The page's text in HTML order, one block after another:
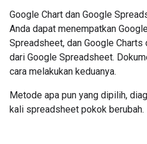
Google Chart dan Google
Anda dapat menempatkan
Spreadsheet, dan Google
dari Google Spreadsheet.
cara melakukan keduanya.
Metode apa pun yang dipilih,
kali spreadsheet pokok berubah.